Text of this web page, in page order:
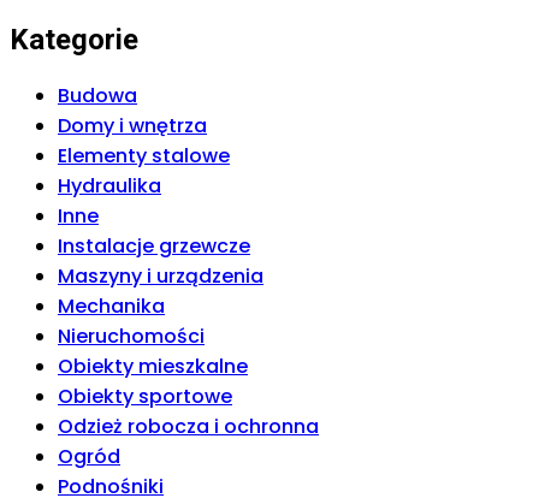
Kategorie
Budowa
Domy i wnętrza
Elementy stalowe
Hydraulika
Inne
Instalacje grzewcze
Maszyny i urządzenia
Mechanika
Nieruchomości
Obiekty mieszkalne
Obiekty sportowe
Odzież robocza i ochronna
Ogród
Podnośniki